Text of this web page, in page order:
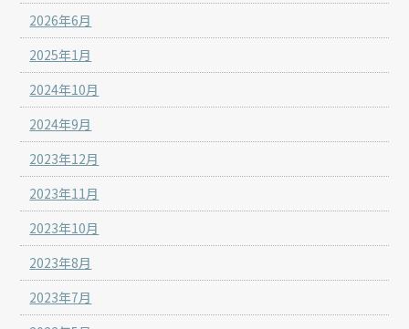
2026年6月
2025年1月
2024年10月
2024年9月
2023年12月
2023年11月
2023年10月
2023年8月
2023年7月